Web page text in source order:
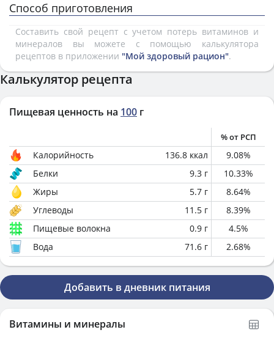
Способ приготовления
Составить свой рецепт с учетом потерь витаминов и
минералов вы можете с помощью калькулятора
рецептов в приложении "Мой здоровый рацион".
Калькулятор рецепта
Пищевая ценность на 100 г
% от РСП
Калорийность 136.8 ккал 9.08%
Белки
9.3 г 10.33%
Жиры
5.7 г 8.64%
Углеводы
11.5 г 8.39%
Пищевые волокна
0.9 г 4.5%
Вода
71.6 г 2.68%
Добавить в дневник питания
Витамины и минералы